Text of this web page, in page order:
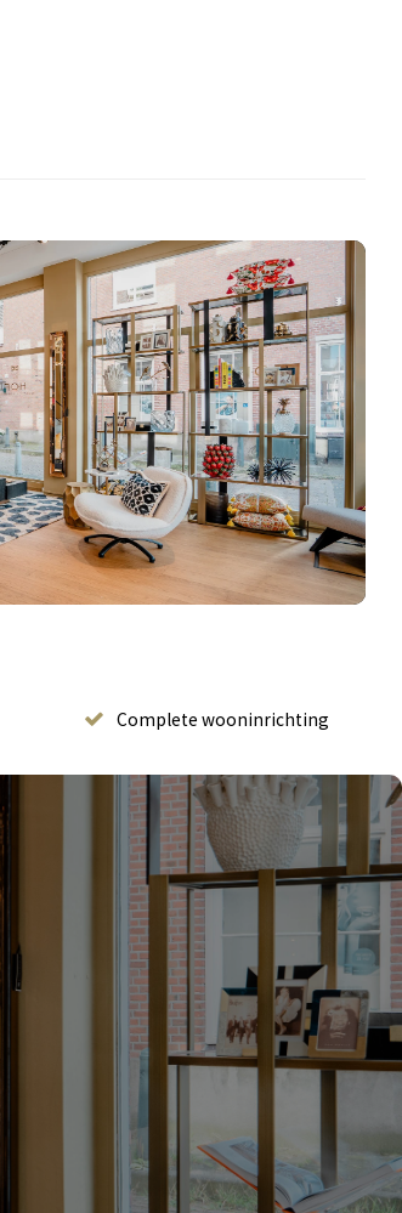
Complete wooninrichting